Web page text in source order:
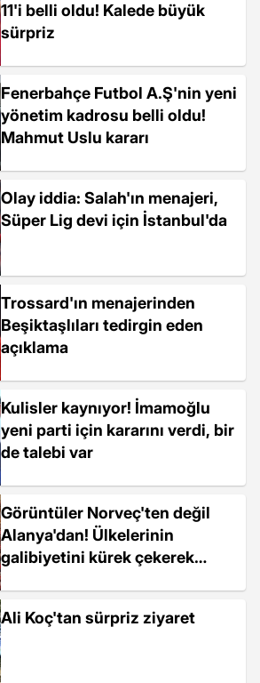
11'i belli oldu! Kalede büyük
sürpriz
Fenerbahçe Futbol A.Ş'nin yeni
yönetim kadrosu belli oldu!
Mahmut Uslu kararı
Olay iddia: Salah'ın menajeri,
Süper Lig devi için İstanbul'da
Trossard'ın menajerinden
Beşiktaşlıları tedirgin eden
açıklama
Kulisler kaynıyor! İmamoğlu
yeni parti için kararını verdi, bir
de talebi var
Görüntüler Norveç'ten değil
Alanya'dan! Ülkelerinin
galibiyetini kürek çekerek
Ali Koç'tan sürpriz ziyaret